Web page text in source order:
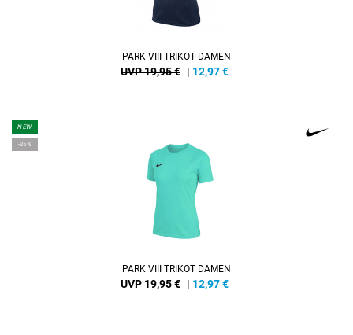
PARK VIII TRIKOT DAMEN
UVP 19,95 € | 12,97€
NEW
-35%
PARK VIII TRIKOT DAMEN
UVP 19,95 € | 12,97€